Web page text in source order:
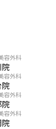
容外科
容外科
容外科
容外科